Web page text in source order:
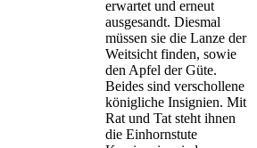
erwartet und erneut
ausgesandt. Diesmal
müssen sie die Lanze der
Weitsicht finden, sowie
den Apfel der Güte.
Beides sind verschollene
königliche Insignien. Mit
Rat und Tat steht ihnen
die Einhornstute